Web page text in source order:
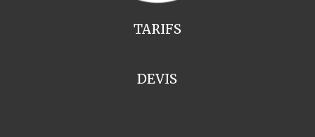
TARIFS
DEVIS